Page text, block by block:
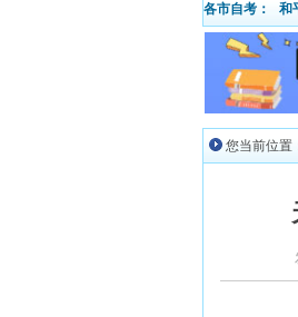
各市自考： 和
您当前位置